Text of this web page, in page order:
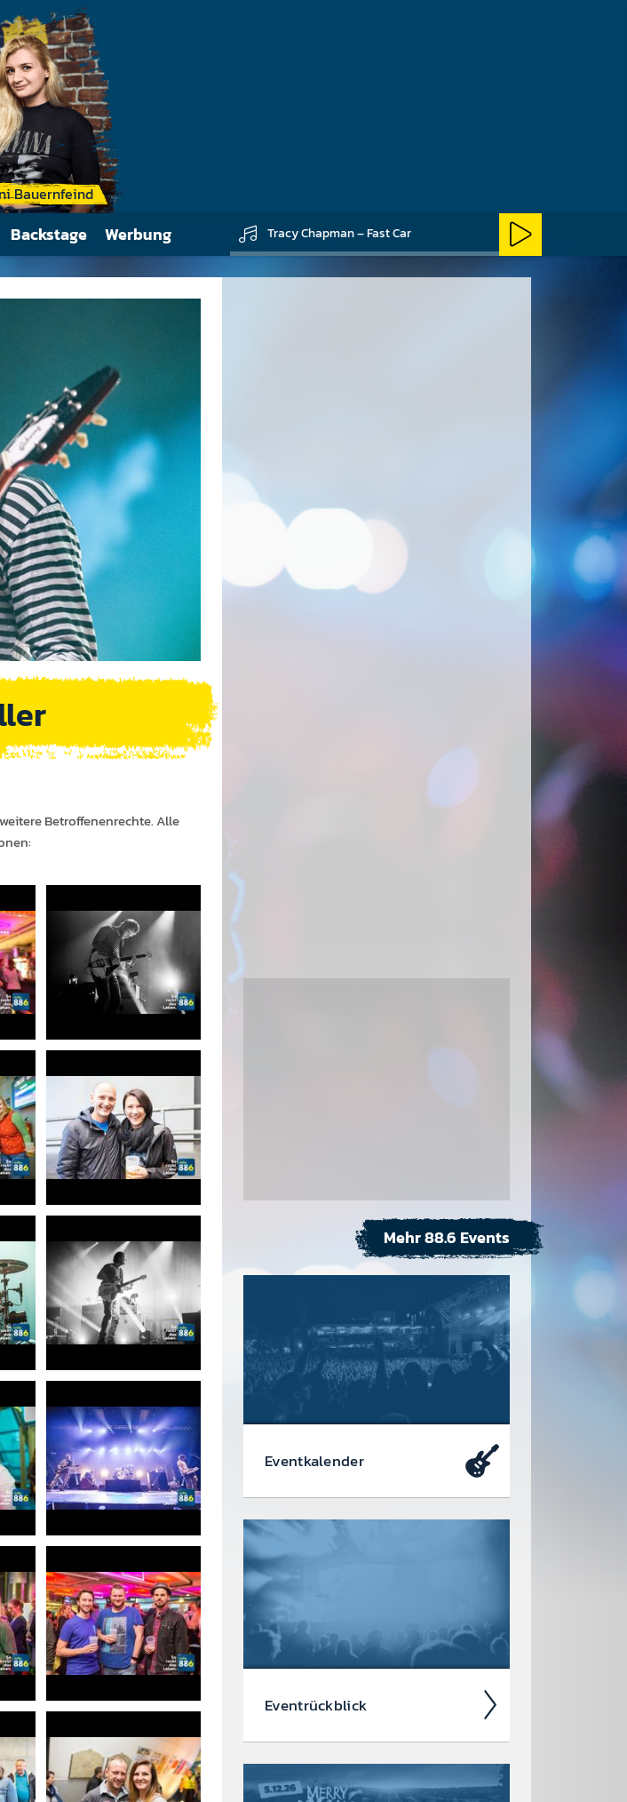
und Alternative-Charts ein Erfolg, was zur
damaligen Zeit sehr ungewöhnlich war.
Bauernfeind
Backstage Werbung Tracy Chapman – Fast Car
Betroffenenrechte. Alle
Mehr 88.6 Events
Event­kalen­der
Da soll­test du dabei sein – oder
coolen Events, die du dir heute schon
in den Kalen­der ein­tragen soll­test.
Event­rück­blick
Wir blicken auf coole 88.6 Events
zurück.